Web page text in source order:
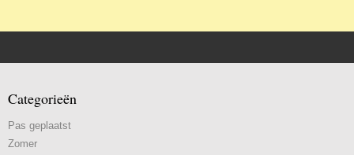
Categorieën
Pas geplaatst
Zomer